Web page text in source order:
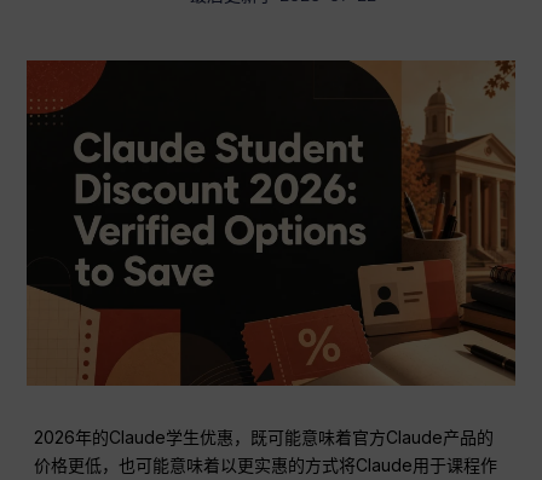
2026年的Claude学生优惠，既可能意味着官方Claude产品的
价格更低，也可能意味着以更实惠的方式将Claude用于课程作